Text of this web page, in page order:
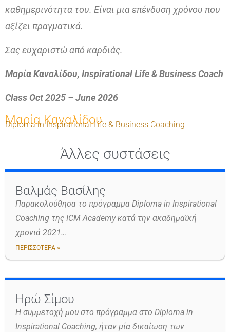
καθημερινότητα του. Είναι μια επένδυση χρόνου που
αξίζει πραγματικά.
Σας ευχαριστώ από καρδιάς.
ΜαρίαΚαναλίδου, Inspirational Life & Business Coach
Class Oct 2025 –June 2026
Μαρία Καναλίδου
Diploma in Inspirational Life & Business Coaching
Άλλες συστάσεις
Βαλμάς Βασίλης
Παρακολούθησα το πρόγραμμα Diploma in Inspirational
Coaching της ICM Academy κατά την ακαδημαϊκή
χρονιά 2021…
ΠΕΡΙΣΣΟΤΕΡΑ »
Ηρώ Σίμου
Η συμμετοχή μου στο πρόγραμμα στο Diploma in
Inspirational Coaching, ήταν μία δικαίωση των